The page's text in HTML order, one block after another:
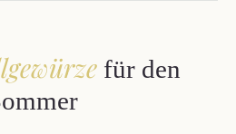
für den